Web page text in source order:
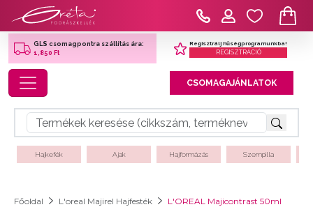
GLS csomagpontra szállítás ára:
1,850 Ft
Regisztrálj hűségprogramunkba!
REGISZTRÁCIÓ
Toggle navigation CSOMAGAJÁNLATOK
Hajkefék Ajak Hajformázás Szempilla
Főoldal L'oreal Majirel Hajfesték L'OREAL Majicontrast 50ml